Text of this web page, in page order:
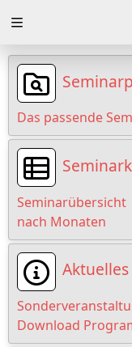
Loading
Loading
Loading
Loading
Loading
Loading
Das passende
Seminarübersicht
nach Monaten
Download